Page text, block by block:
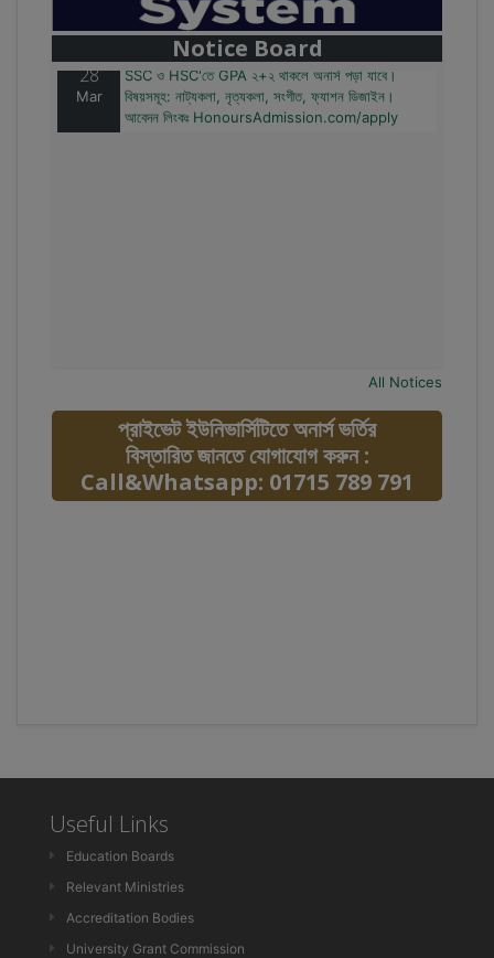
Notice Board
২০টির অধিক বিষয়, ৪ বছরে মোট খরচ ২ লক্ষ থেকে ৫ লক্ষ টাকা।
আবেদন লিংকঃ HonoursAdmission.com/apply
28
Mar
SSC ও HSC'তে GPA ২+২ থাকলে অনার্স পড়া যাবে।
বিষয়সমূহ: নাট্যকলা, নৃত্যকলা, সংগীত, ফ্যাশন ডিজাইন।
আবেদন লিংকঃ HonoursAdmission.com/apply
All Notices
প্রাইভেট ইউনিভার্সিটিতে অনার্স ভর্তির
বিস্তারিত জানতে যোগাযোগ করুন :
Call&Whatsapp: 01715 789 791
Useful Links
Education Boards
Relevant Ministries
Accreditation Bodies
University Grant Commission